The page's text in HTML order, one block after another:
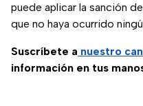
puede aplicar la sanción
que no haya ocurrido
Suscríbete a nuestro
información en tus